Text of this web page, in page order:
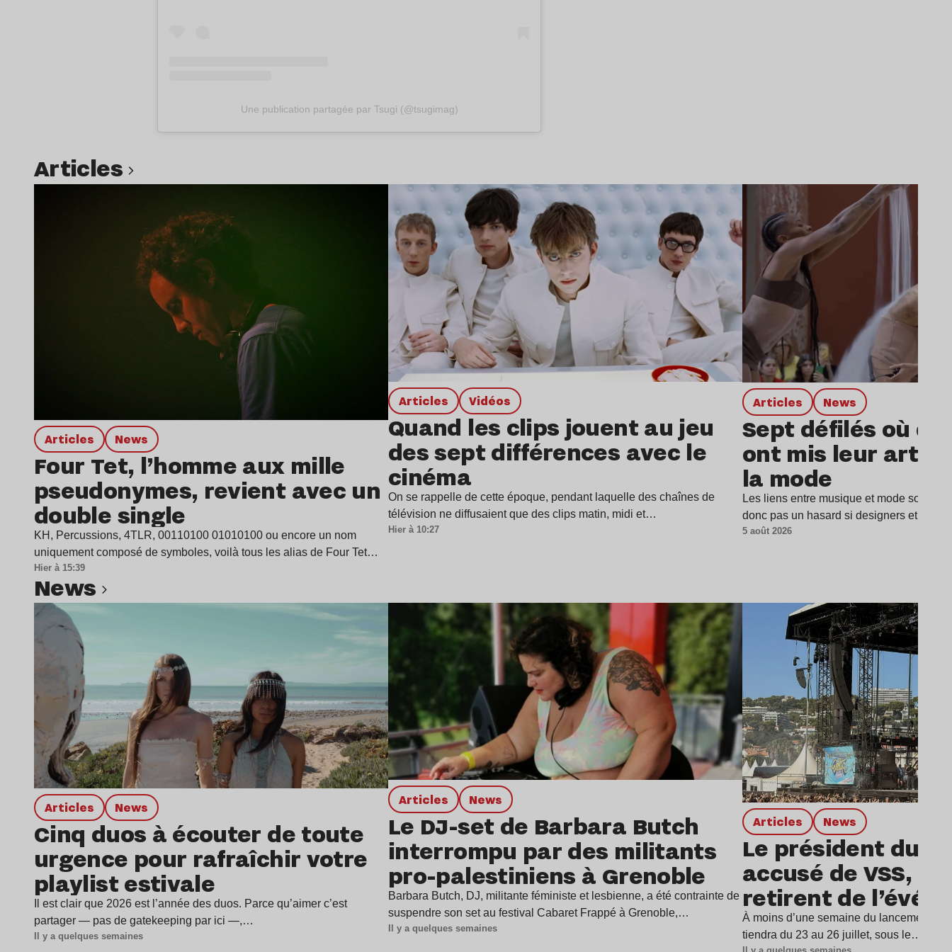
Une publication partagée par Tsugi (@tsugimag)
Articles
Articles news
Four Tet, l’homme aux mille
pseudonymes, revient avec un
double single
KH, Percussions, 4TLR, 00110100 01010100 ou encore un nom
uniquement composé de symboles, voilà tous les alias de Four Tet…
Hier à 15:39
Articles Vidéos
Quand les clips jouent au jeu
des sept différences avec le
cinéma
On se rappelle de cette époque, pendant laquelle des chaînes de
télévision ne diffusaient que des clips matin, midi et…
Hier à 10:27
Articles news
Sept défilés où
ont mis leur art
la mode
Les liens entre musique et mode sont
donc pas un hasard si designers et
5 août 2026
Lire l’article Lire l’article
news
Articles news
Cinq duos à écouter de toute
urgence pour rafraîchir votre
playlist estivale
Il est clair que 2026 est l’année des duos. Parce qu’aimer c’est
partager — pas de gatekeeping par ici —,…
Il y a quelques semaines
Articles news
Le DJ-set de Barbara Butch
interrompu par des militants
pro-palestiniens à Grenoble
Barbara Butch, DJ, militante féministe et lesbienne, a été contrainte de
suspendre son set au festival Cabaret Frappé à Grenoble,…
Il y a quelques semaines
Articles news
Le président du
accusé de VSS,
retirent de
À moins d’une semaine du lancement
tiendra du 23 au 26 juillet, sous le…
Lire l’article Lire l’article